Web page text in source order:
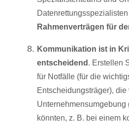
Rahmenverträgen für
Kommunikation ist in
entscheidend . Erstellen
für Notfälle (für die
Entscheidungsträger), die
Unternehmensumgebung
könnten, z. B. bei einem